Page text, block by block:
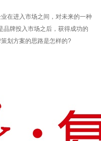
在进入市场之间，对未来的一种
品牌投入市场之后，获得成功的
划方案的思路是怎样的?